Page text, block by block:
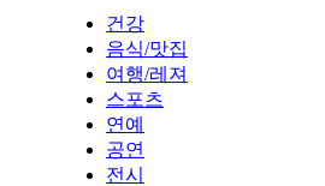
건강
음식/맛집
여행/레져
스포츠
연예
공연
전시